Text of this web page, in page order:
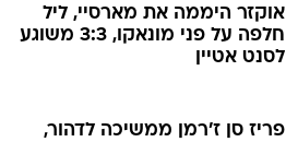
אוקזר היממה את מארסיי, ליל
חלפה על פני מונאקו, 3:3 משוגע
לסנט אטיין
פריז סן ז'רמן ממשיכה לדהור,